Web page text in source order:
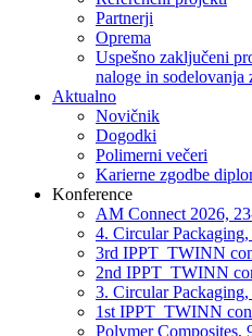
Partnerji
Oprema
Uspešno zaključeni
naloge in sodelovanja
Aktualno
Novičnik
Dogodki
Polimerni večeri
Karierne zgodbe
Konference
AM Connect 2026,
4. Circular
3rd IPPT_TWINN
2nd IPPT_TWINN
3. Circular
1st IPPT_TWINN
Polymer Composites,